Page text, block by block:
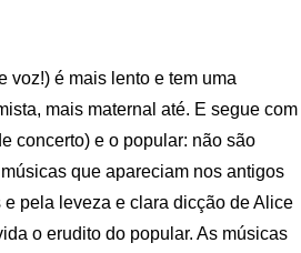
voz!) é mais lento e tem uma
mais maternal até. E segue com
concerto) e o popular: não são
que apareciam nos antigos
pela leveza e clara dicção de Alice
o erudito do popular. As músicas